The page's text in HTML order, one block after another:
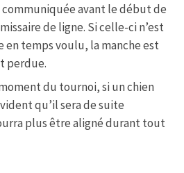
avant le début de
de ligne. Si celle-ci n’est
en temps voulu, la manche est
perdue.
du tournoi, si un chien
qu’il sera de suite
plus être aligné durant tout